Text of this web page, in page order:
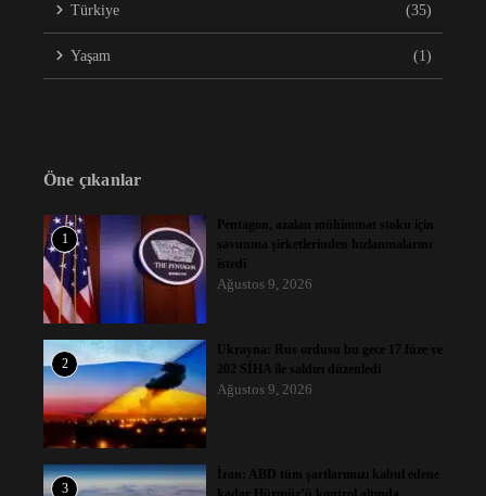
Türkiye (35)
Yaşam (1)
Öne çıkanlar
1
Pentagon, azalan mühimmat stoku için
savunma şirketlerinden hızlanmalarını
istedi
Ağustos 9, 2026
2
Ukrayna: Rus ordusu bu gece 17 füze ve
202 SİHA ile saldırı düzenledi
Ağustos 9, 2026
3
İran: ABD tüm şartlarımızı kabul edene